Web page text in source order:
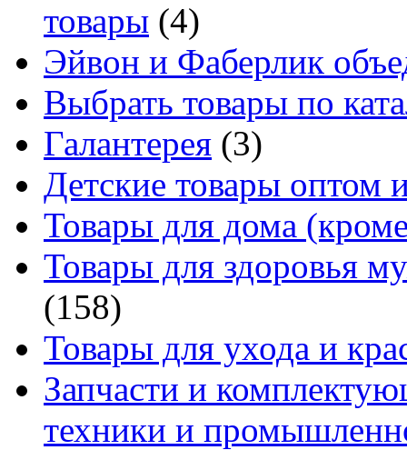
товары (4)
Эйвон и Фаберлик
Выбрать товары по
Галантерея (3)
Детские товары оптом
Товары для дома
Товары для здоровья
(158)
Товары для ухода и
Запчасти и
техники и